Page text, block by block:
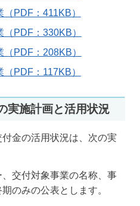
PDF：411KB）
PDF：330KB）
PDF：208KB）
PDF：117KB）
実施計画と活用状況
金の活用状況は、次の実
交付対象事業の名称、事
のみの公表とします。